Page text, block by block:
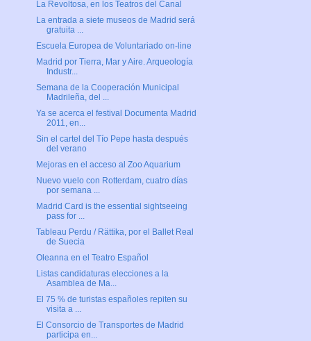
La Revoltosa, en los Teatros del Canal
La entrada a siete museos de Madrid será
gratuita ...
Escuela Europea de Voluntariado on-line
Madrid por Tierra, Mar y Aire. Arqueología
Industr...
Semana de la Cooperación Municipal
Madrileña, del ...
Ya se acerca el festival Documenta Madrid
2011, en...
Sin el cartel del Tío Pepe hasta después
del verano
Mejoras en el acceso al Zoo Aquarium
Nuevo vuelo con Rotterdam, cuatro días
por semana ...
Madrid Card is the essential sightseeing
pass for ...
Tableau Perdu / Rättika, por el Ballet Real
de Suecia
Oleanna en el Teatro Español
Listas candidaturas elecciones a la
Asamblea de Ma...
El 75 % de turistas españoles repiten su
visita a ...
El Consorcio de Transportes de Madrid
participa en...